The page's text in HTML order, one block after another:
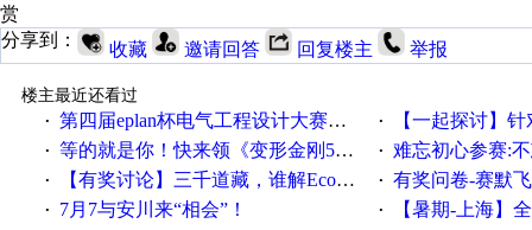
赏
分享到：
收藏 邀请回答 回复楼主 举报
楼主最近还看过
· 第四届eplan杯电气工程设计大赛报名啦！！！ · 【一起探讨】针对机床业的
· 等的就是你！快来领《变形金刚5》观影券 · 难忘初心参赛:
· 【有奖讨论】三千道藏，谁解EcoStruxureMA领域之谜？ · 有奖问卷-赛默飞精细
· 7月7与安川来“相会”！ · 【暑期-上海】全国工业